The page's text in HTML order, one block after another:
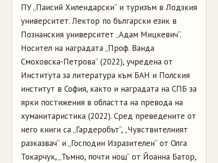
ПУ „Паисий Хилендарски“ и туризъм в Лодзкия
университет. Лектор по български език в
Познанския университет „Адам Мицкевич“.
Носител на наградата „Проф. Ванда
Смоховска-Петрова“ (2022), учредена от
Института за литература към БАН и Полския
институт в София, както и наградата на СПБ за
ярки постижения в областта на превода на
хуманитаристика (2022). Сред преведените от
него книги са „Гардеробът“, „Чувствителният
разказвач“ и „Господин Изразителен“ от Олга
Токарчук, „Тъмно, почти нощ“ от Йоанна Батор,